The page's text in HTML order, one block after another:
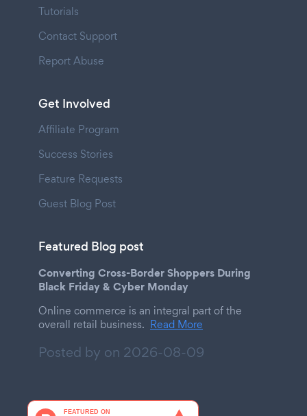
Tutorials
Contact Support
Report Abuse
Get Involved
Affiliate Program
Success Stories
Feature Requests
Guest Blog Post
Featured Blog post
Converting Cross-Border Shoppers During
Black Friday & Cyber Monday
Online commerce is an integral part of the
overall retail business. Read More
Posted by on 2026-08-09